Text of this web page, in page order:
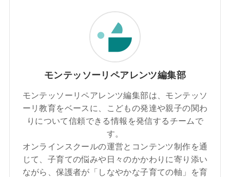
モンテッソーリペアレンツ編集部
モンテッソーリペアレンツ編集部は、モンテッソ
ーリ教育をベースに、こどもの発達や親子の関わ
りについて信頼できる情報を発信するチームで
す。
オンラインスクールの運営とコンテンツ制作を通
じて、子育ての悩みや日々のかかわりに寄り添い
ながら、保護者が「しなやかな子育ての軸」を育